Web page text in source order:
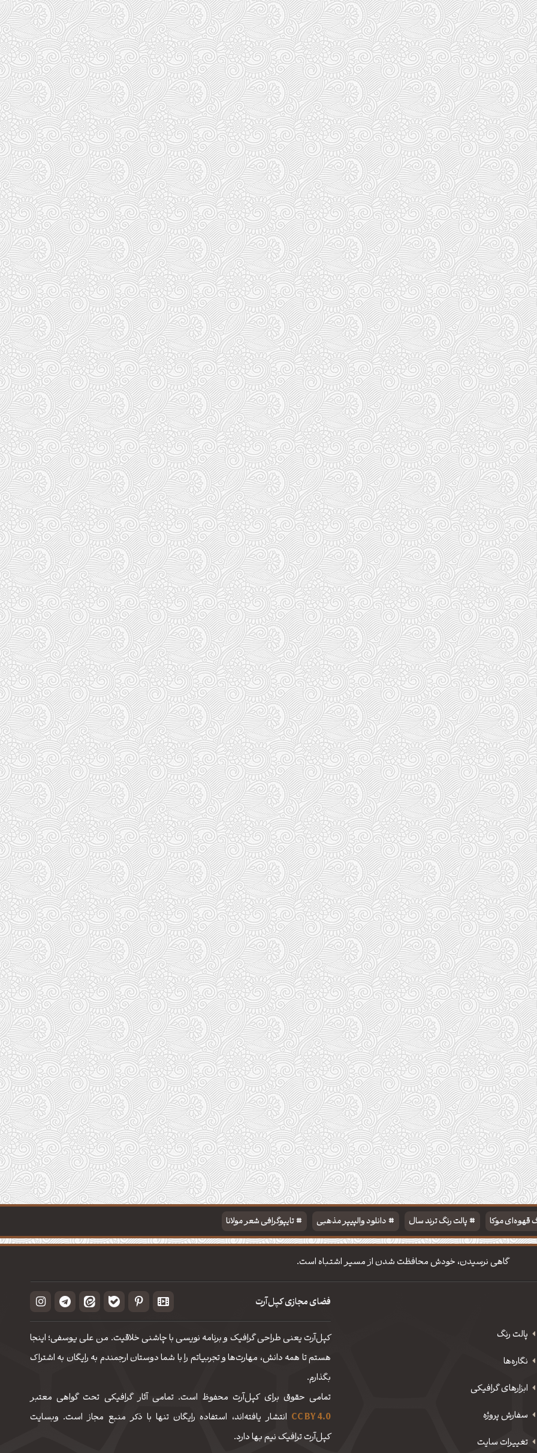
قهوه‌ای موکا پالت رنگ ترند سال دانلود والپیپر مذهبی تایپوگرافی شعر مولانا
گاهی نرسیدن، خودش محافظت شدن از مسیر اشتباه است.
پالت رنگ
نگاره‌ها
ابزارهای گرافیکی
سفارش پروژه
تغییرات سایت
فضای مجازی کپل‌آرت
کپل‌آرت یعنی طراحی گرافیک و برنامه نویسی با چاشنی خلاقیت. من علی یوسفی؛ اینجا
هستم تا همه دانش، مهارت‌‌ها و تجربیاتم را با شما دوستان ارجمندم به رایگان به اشتراک
بگذارم.
تمامی حقوق برای کپل‌آرت محفوظ است. تمامی آثار گرافیکی تحت گواهی معتبر
CC BY 4.0 انتشار یافته‌اند، استفاده رایگان تنها با ذکر منبع مجاز است. وبسایت
کپل‌آرت ترافیک نیم بها دارد.